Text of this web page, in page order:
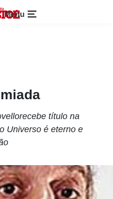
Menu
título na
Universo é eterno e